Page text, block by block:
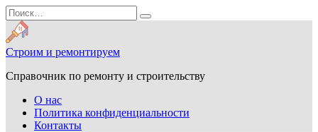
Перейти
к
содержанию
Search
for:
Строим и ремонтируем
Справочник по ремонту и строительству
О нас
Политика конфиденциальности
Контакты